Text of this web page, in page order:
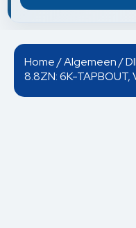
Home/Algemeen/
8.8ZN: 6K-TAPBOUT,